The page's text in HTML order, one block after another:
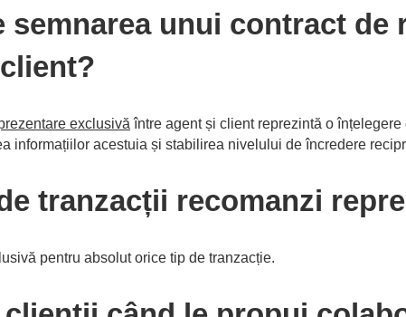
semnarea unui contract de
exclusivă între agent și client reprezintă o
informațiilor acestuia și stabilirea nivelului de încredere
tranzacții recomanzi
pentru absolut orice tip de tranzacție.